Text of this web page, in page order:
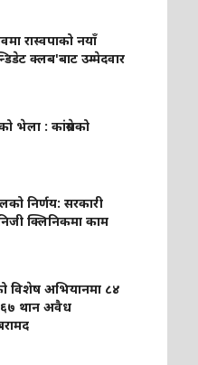
रास्वपाको नयाँ
क्लब'बाट उम्मेदवार
भेला : कांग्रेसको
निर्णय: सरकारी
क्लिनिकमा काम
विशेष अभियानमा ८४
६७ थान अवैध